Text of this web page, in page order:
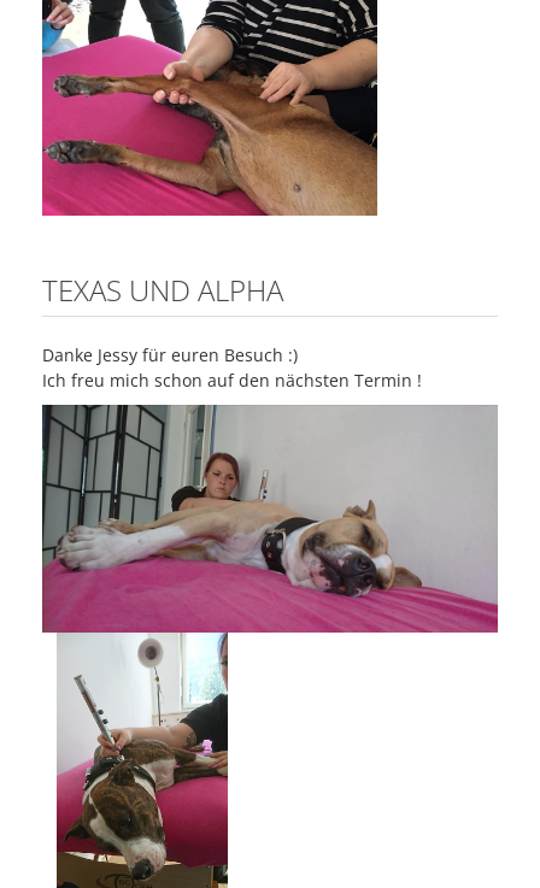
TEXAS UND ALPHA
Danke Jessy für euren Besuch :)
Ich freu mich schon auf den nächsten Termin !